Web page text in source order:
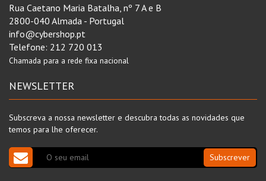
Rua Caetano Maria Batalha, nº 7 A e B
2800-040 Almada - Portugal
info@cybershop.pt
Telefone: 212 720 013
Chamada para a rede fixa nacional
NEWSLETTER
Subscreva a nossa newsletter e descubra todas as novidades que
temos para lhe oferecer.
Subscrever